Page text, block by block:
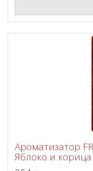
Ароматизатор
Яблоко и корица